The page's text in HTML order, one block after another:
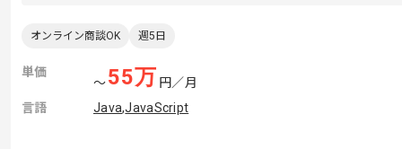
オンライン商談OK 週5日
単価
〜55万 円／月
言語
Java,JavaScript